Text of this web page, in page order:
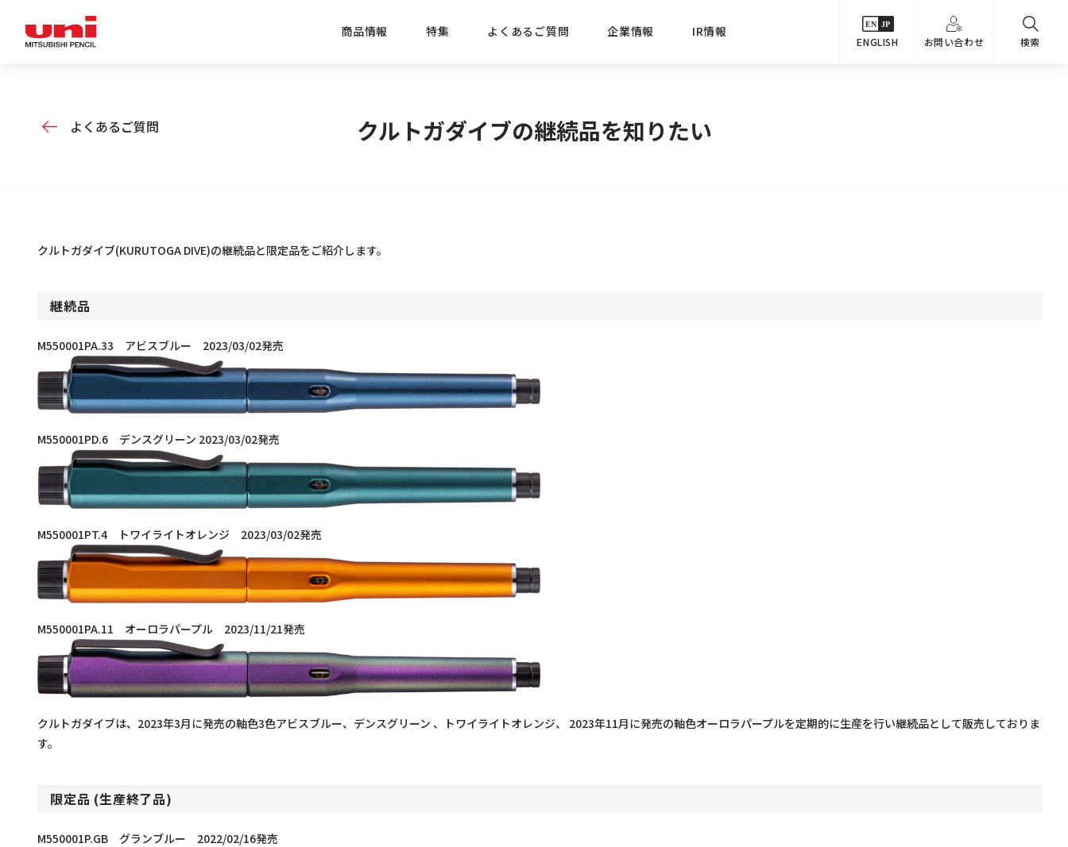
商品情報
新商品
特集
おすすめコンテンツ
よくあるご質問 企業情報
経営方針 ごあいさつ
IR情報
IRニュース 株式情報
ENGLISH お問い合わせ 検索
よくあるご質問 クルトガダイブの継続品を知りたい
クルトガダイブ(KURUTOGA DIVE)の継続品と限定品をご紹介します。
継続品
M550001PA.33 アビスブルー 2023/03/02発売
M550001PD.6 デンスグリーン 2023/03/02発売
M550001PT.4 トワイライトオレンジ 2023/03/02発売
M550001PA.11 オーロラパープル 2023/11/21発売
クルトガダイブは、2023年3月に発売の軸色3色アビスブルー、デンスグリーン 、トワイライトオレンジ、 2023年11月に発売の軸色オーロラパープルを定期的に生産を行い継続品として販売しておりま
す。
限定品 (生産終了品)
M550001P.GB グランブルー 2022/02/16発売